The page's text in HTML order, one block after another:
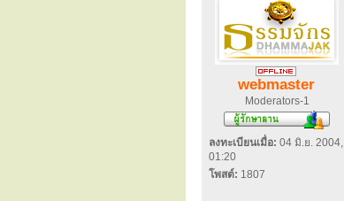
webmaster
Moderators-1
ลงทะเบียนเมื่อ: 04 มิ.ย. 2004,
01:20
โพสต์: 1807